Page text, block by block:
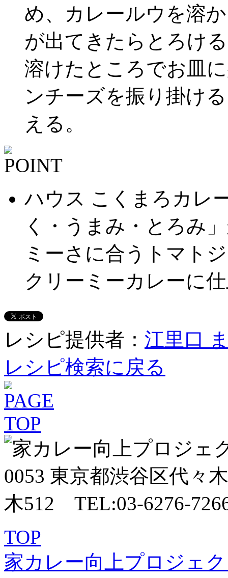
め、カレールウを溶
が出てきたらとろけ
溶けたところでお皿
ンチーズを振り掛け
える。
ハウス こくまろカレ
く・うまみ・とろみ
ミーさに合うトマト
クリーミーカレーに
レシピ提供者： 江里口
レシピ検索に戻る
TOP
家カレー向上プロジェ